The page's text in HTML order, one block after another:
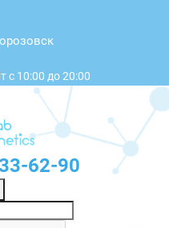
с 10:00 до 20:00
62-90